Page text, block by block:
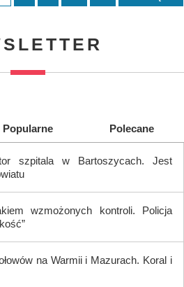
Popularne Polecane
szpitala w Bartoszycach. Jest
wzmożonych kontroli. Policja
na Warmii i Mazurach. Koral i